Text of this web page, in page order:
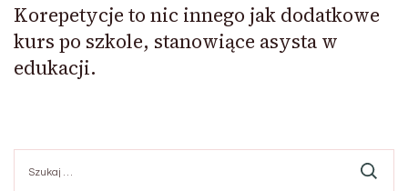
Korepetycje to nic innego jak dodatkowe
kurs po szkole, stanowiące asysta w
edukacji.